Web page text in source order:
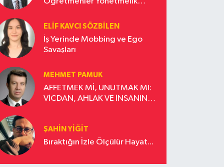
ELIF KAVCI SÖZBILEN
İş Yerinde Mobbing ve Ego
Savaşları
MEHMET PAMUK
AFFETMEK Mİ, UNUTMAK MI:
VİCDAN, AHLAK VE İNSANIN
ŞAHIN YIĞIT
Bıraktığın İzle Ölçülür Hayat...